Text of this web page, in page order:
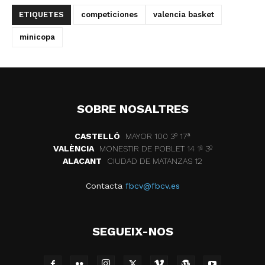
ETIQUETES competiciones valencia basket
minicopa
SOBRE NOSALTRES
CASTELLÓ
MAYOR 100 3º 17ª
VALÈNCIA
MONESTIR DE POBLET 14 1ª 3º
ALACANT
CIUDAD DE MATANZAS 12
Contacta fbcv@fbcv.es
SEGUEIX-NOS